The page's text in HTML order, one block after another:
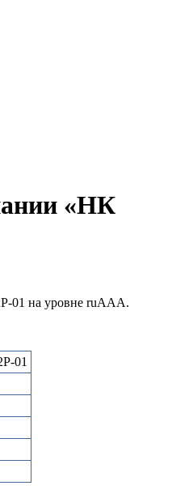
«НК
01 на уровне ruAAA.
01